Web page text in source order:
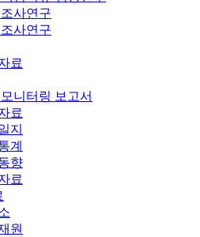
사연구
사연구
료
니터링 보고서
료
지
계
향
료
원